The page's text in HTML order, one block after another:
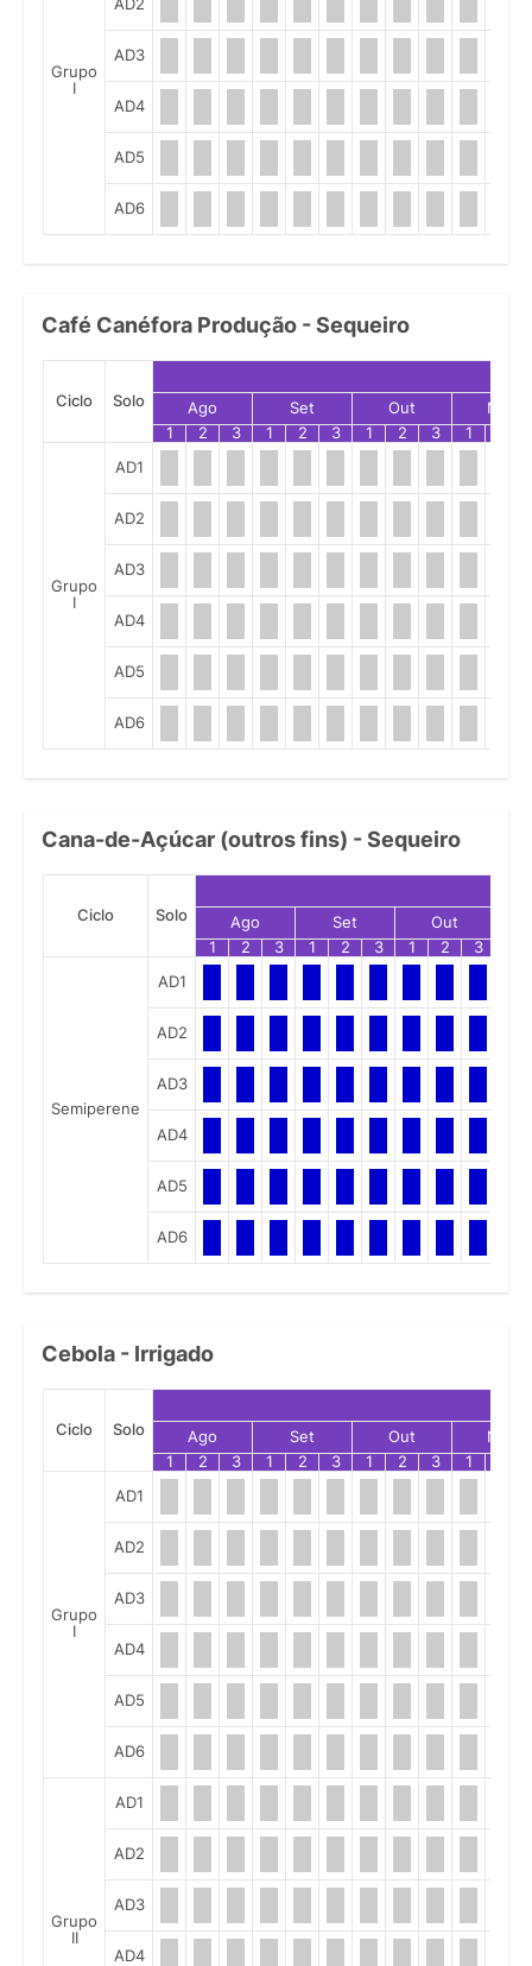
Grupo
I
AD2
AD3
AD4
AD5
AD6
Café Canéfora Produção - Sequeiro
Ciclo Solo Ago Set Out
Nov
1
2 3 1 2 3 1 2 3 1
Grupo
I
AD1
AD2
AD3
AD4
AD5
AD6
Cana-de-Açúcar (outros fins) - Sequeiro
Ciclo Solo Ago Set Out
1
2 3 1 2 3 1 2 3
Semiperene
AD1
AD2
AD3
AD4
AD5
AD6
Cebola - Irrigado
Ciclo Solo Ago Set Out
Nov
1
2 3 1 2 3 1 2 3 1
Grupo
I
AD1
AD2
AD3
AD4
AD5
AD6
Grupo
II
AD1
AD2
AD3
AD4